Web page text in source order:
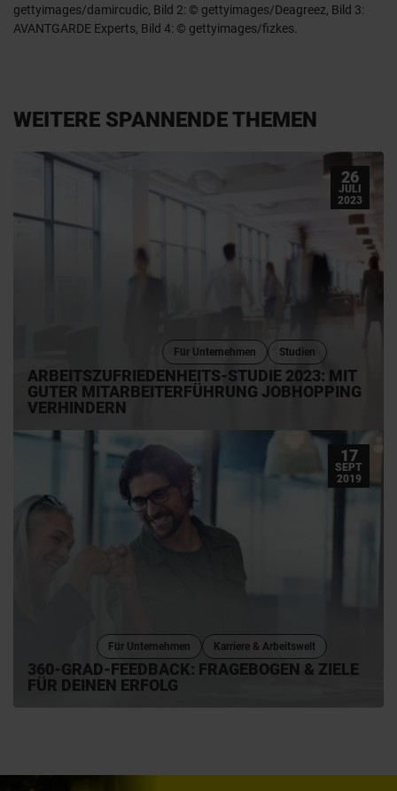
gettyimages/damircudic, Bild 2: © gettyimages/Deagreez, Bild 3:
AVANTGARDE Experts, Bild 4: © gettyimages/fizkes.
WEITERE SPANNENDE THEMEN
Studien
Für Unternehmen
ARBEITSZUFRIEDENHEITS-STUDIE 2023: MIT
GUTER MITARBEITERFÜHRUNG JOBHOPPING
VERHINDERN
26
JULI
2023
Karriere & Arbeitswelt
Für Unternehmen
360-GRAD-FEEDBACK: FRAGEBOGEN & ZIELE
FÜR DEINEN ERFOLG
17
SEPT
2019